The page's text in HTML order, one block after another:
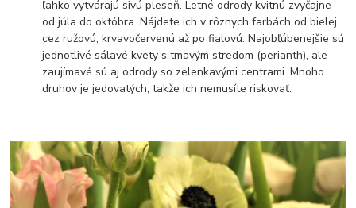
ľahko vytvárajú sivú pleseň. Letné odrody kvitnú zvyčajne
od júla do októbra. Nájdete ich v rôznych farbách od bielej
cez ružovú, krvavočervenú až po fialovú. Najobľúbenejšie sú
jednotlivé sálavé kvety s tmavým stredom (perianth), ale
zaujímavé sú aj odrody so zelenkavými centrami. Mnoho
druhov je jedovatých, takže ich nemusíte riskovať.